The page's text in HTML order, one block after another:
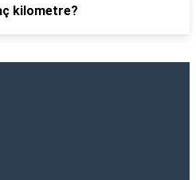
kilometre?